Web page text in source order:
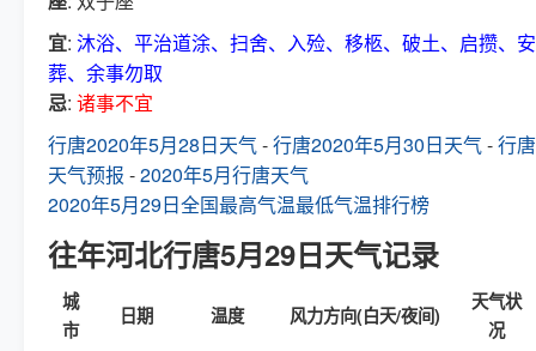
宜: 沐浴、平治道涂、扫舍、入殓、移柩、破土、启攒、安
葬、余事勿取
忌: 诸事不宜
行唐2020年5月28日天气-行唐2020年5月30日天气-行唐
天气预报 -2020年5月行唐天气
2020年5月29日全国最高气温最低气温排行榜
往年河北行唐5月29日天气记录
城
市
日期 温度 风力方向(白天/夜间)
天气状
况